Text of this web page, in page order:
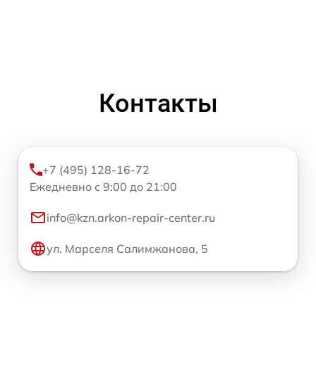
Контакты
+7 (495) 128-16-72
Ежедневно с 9:00 до 21:00
info@kzn.arkon-repair-center.ru
ул. Марселя Салимжанова, 5